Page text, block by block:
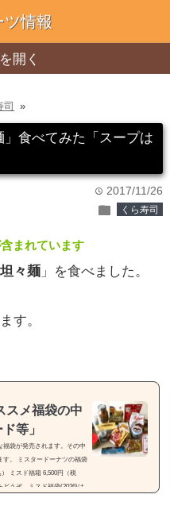
ツ情報
開く
司 »
食べてみた「スープは
time 2017/11/26
folder くら寿司
まれています
々麺 」を食べました。
す。
スメ福袋の中
等」
福袋が発売されます。その中
す。 ミスタードーナツの福袋
ミスド福箱 6,500円（税
うぞ。ミスド福袋(2026)は